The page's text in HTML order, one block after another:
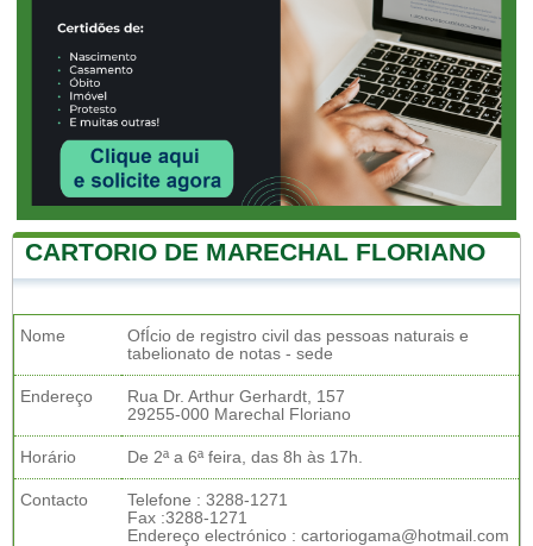
CARTORIO DE MARECHAL FLORIANO
Nome
OfÍcio de registro civil das pessoas naturais e
tabelionato de notas - sede
Endereço
Rua Dr. Arthur Gerhardt, 157
29255-000 Marechal Floriano
Horário De 2ª a 6ª feira, das 8h às 17h.
Contacto
Telefone : 3288-1271
Fax :3288-1271
Endereço electrónico : cartoriogama@hotmail.com